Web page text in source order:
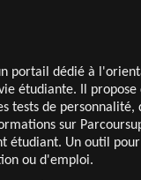
portail dédié à
étudiante. Il propose
tests de personnalité,
sur
étudiant. Un outil
ou d'emploi.